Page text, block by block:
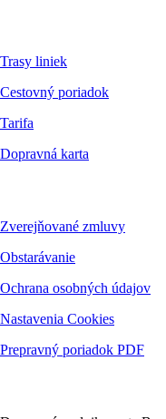
Trasy liniek
Cestovný poriadok
Tarifa
Dopravná karta
Zverejňované zmluvy
Obstarávanie
Ochrana osobných údajov
Nastavenia Cookies
Prepravný poriadok PDF